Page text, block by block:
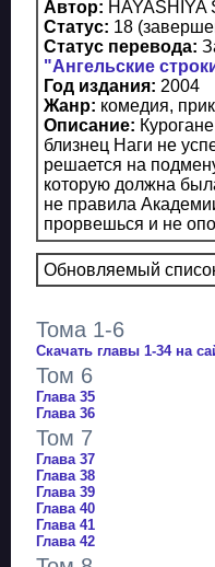
Автор: HAYASHIYA
Статус: 18
Статус перевода:
"Ангельские
Год издания: 2004
Жанр: комедия,
Описание:
близнец Наги не
решается на
которую должна
не правила
прорвешься и не
Обновляемый
Тома 1-6
Скачать главы 1-34 на
Том 6
Глава 35
Глава 36
Том 7
Глава 37
Глава 38
Глава 39
Глава 40
Глава 41
Глава 42